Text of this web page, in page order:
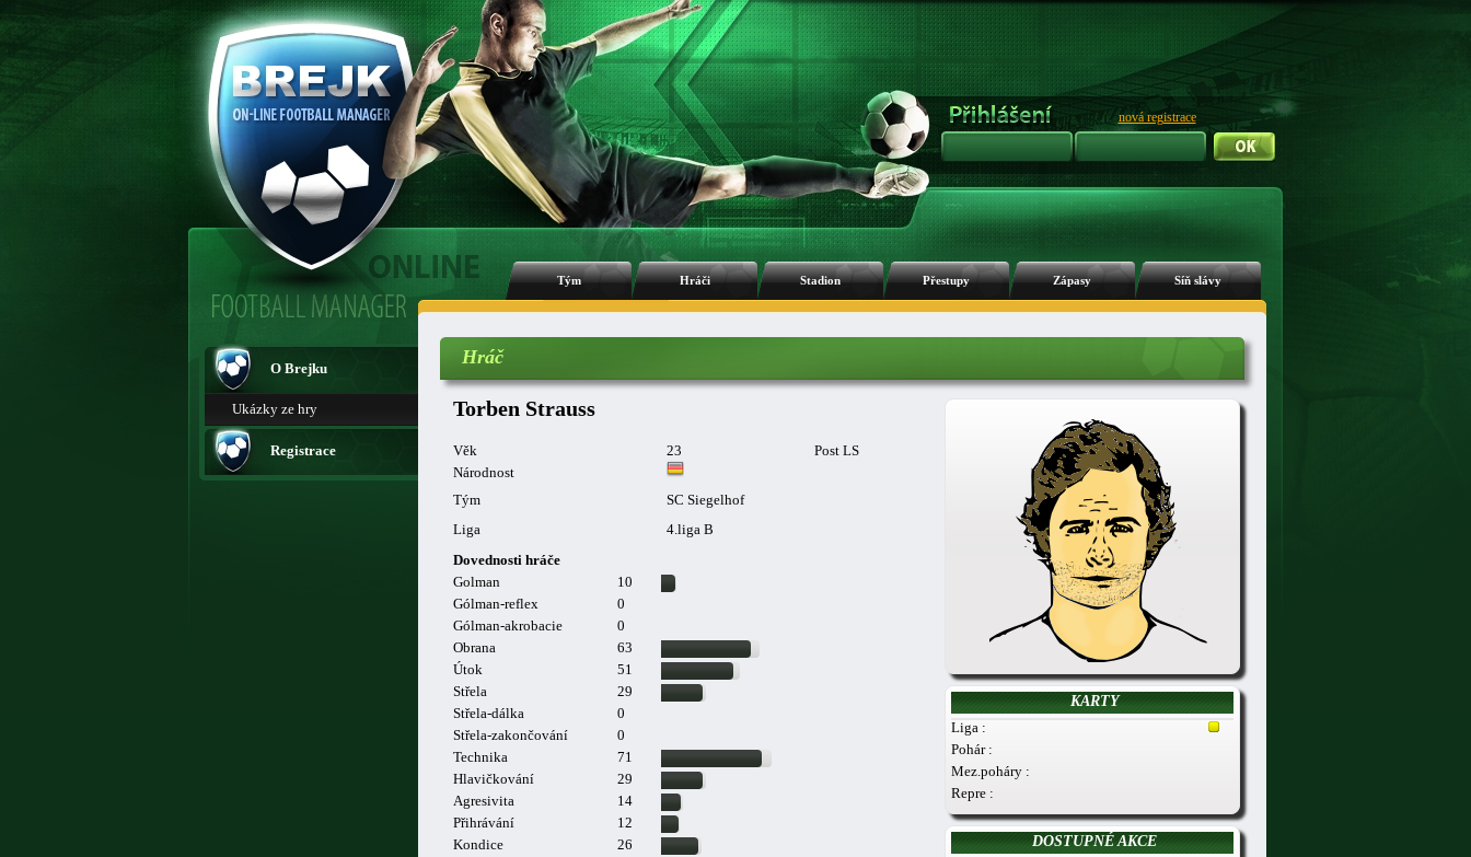
nová registrace
Tým Hráči Stadion Přestupy Zápasy Síň slávy
O Brejku
Ukázky ze hry
Registrace
Hráč
Torben Strauss
Věk 23
Post LS
Národnost
Tým
SC Siegelhof
Liga
4.liga B
Dovednosti hráče
Golman
10
Gólman-reflex
0
Gólman-akrobacie
0
Obrana
63
Útok
51
Střela
29
Střela-dálka
0
Střela-zakončování
0
Technika
71
Hlavičkování
29
Agresivita
14
Přihrávání
12
Kondice
26
KARTY
Liga :
Pohár :
Mez.poháry :
Repre :
DOSTUPNÉ AKCE